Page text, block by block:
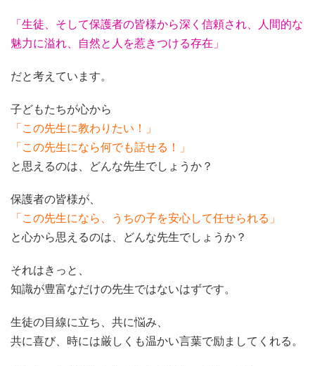
「生徒、そして保護者の皆様から深く信頼され、人間的な
魅力に溢れ、自然と人を惹きつける存在」
だと考えています。
子どもたちが心から
「この先生に教わりたい！」
「この先生になら何でも話せる！」
と思えるのは、どんな先生でしょうか？
保護者の皆様が、
「この先生になら、うちの子を安心して任せられる」
と心から思えるのは、どんな先生でしょうか？
それはきっと、
知識が豊富なだけの先生ではないはずです。
生徒の目線に立ち、共に悩み、
共に喜び、時には厳しくも温かい言葉で励ましてくれる。